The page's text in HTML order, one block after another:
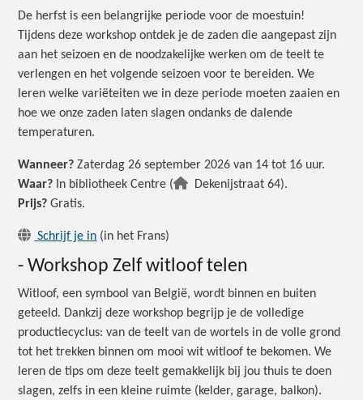
De herfst is een belangrijke periode voor de moestuin!
Tijdens deze workshop ontdek je de zaden die aangepast zijn
aan het seizoen en de noodzakelijke werken om de teelt te
verlengen en het volgende seizoen voor te bereiden. We
leren welke variëteiten we in deze periode moeten zaaien en
hoe we onze zaden laten slagen ondanks de dalende
temperaturen.
Wanneer? Zaterdag 26 september 2026 van 14 tot 16 uur.
Waar? In bibliotheek Centre (
Dekenijstraat 64).
Prijs? Gratis.
Schrijf je in (in het Frans)
- Workshop Zelf witloof telen
Witloof, een symbool van België, wordt binnen en buiten
geteeld. Dankzij deze workshop begrijp je de volledige
productiecyclus: van de teelt van de wortels in de volle grond
tot het trekken binnen om mooi wit witloof te bekomen. We
leren de tips om deze teelt gemakkelijk bij jou thuis te doen
slagen, zelfs in een kleine ruimte (kelder, garage, balkon).